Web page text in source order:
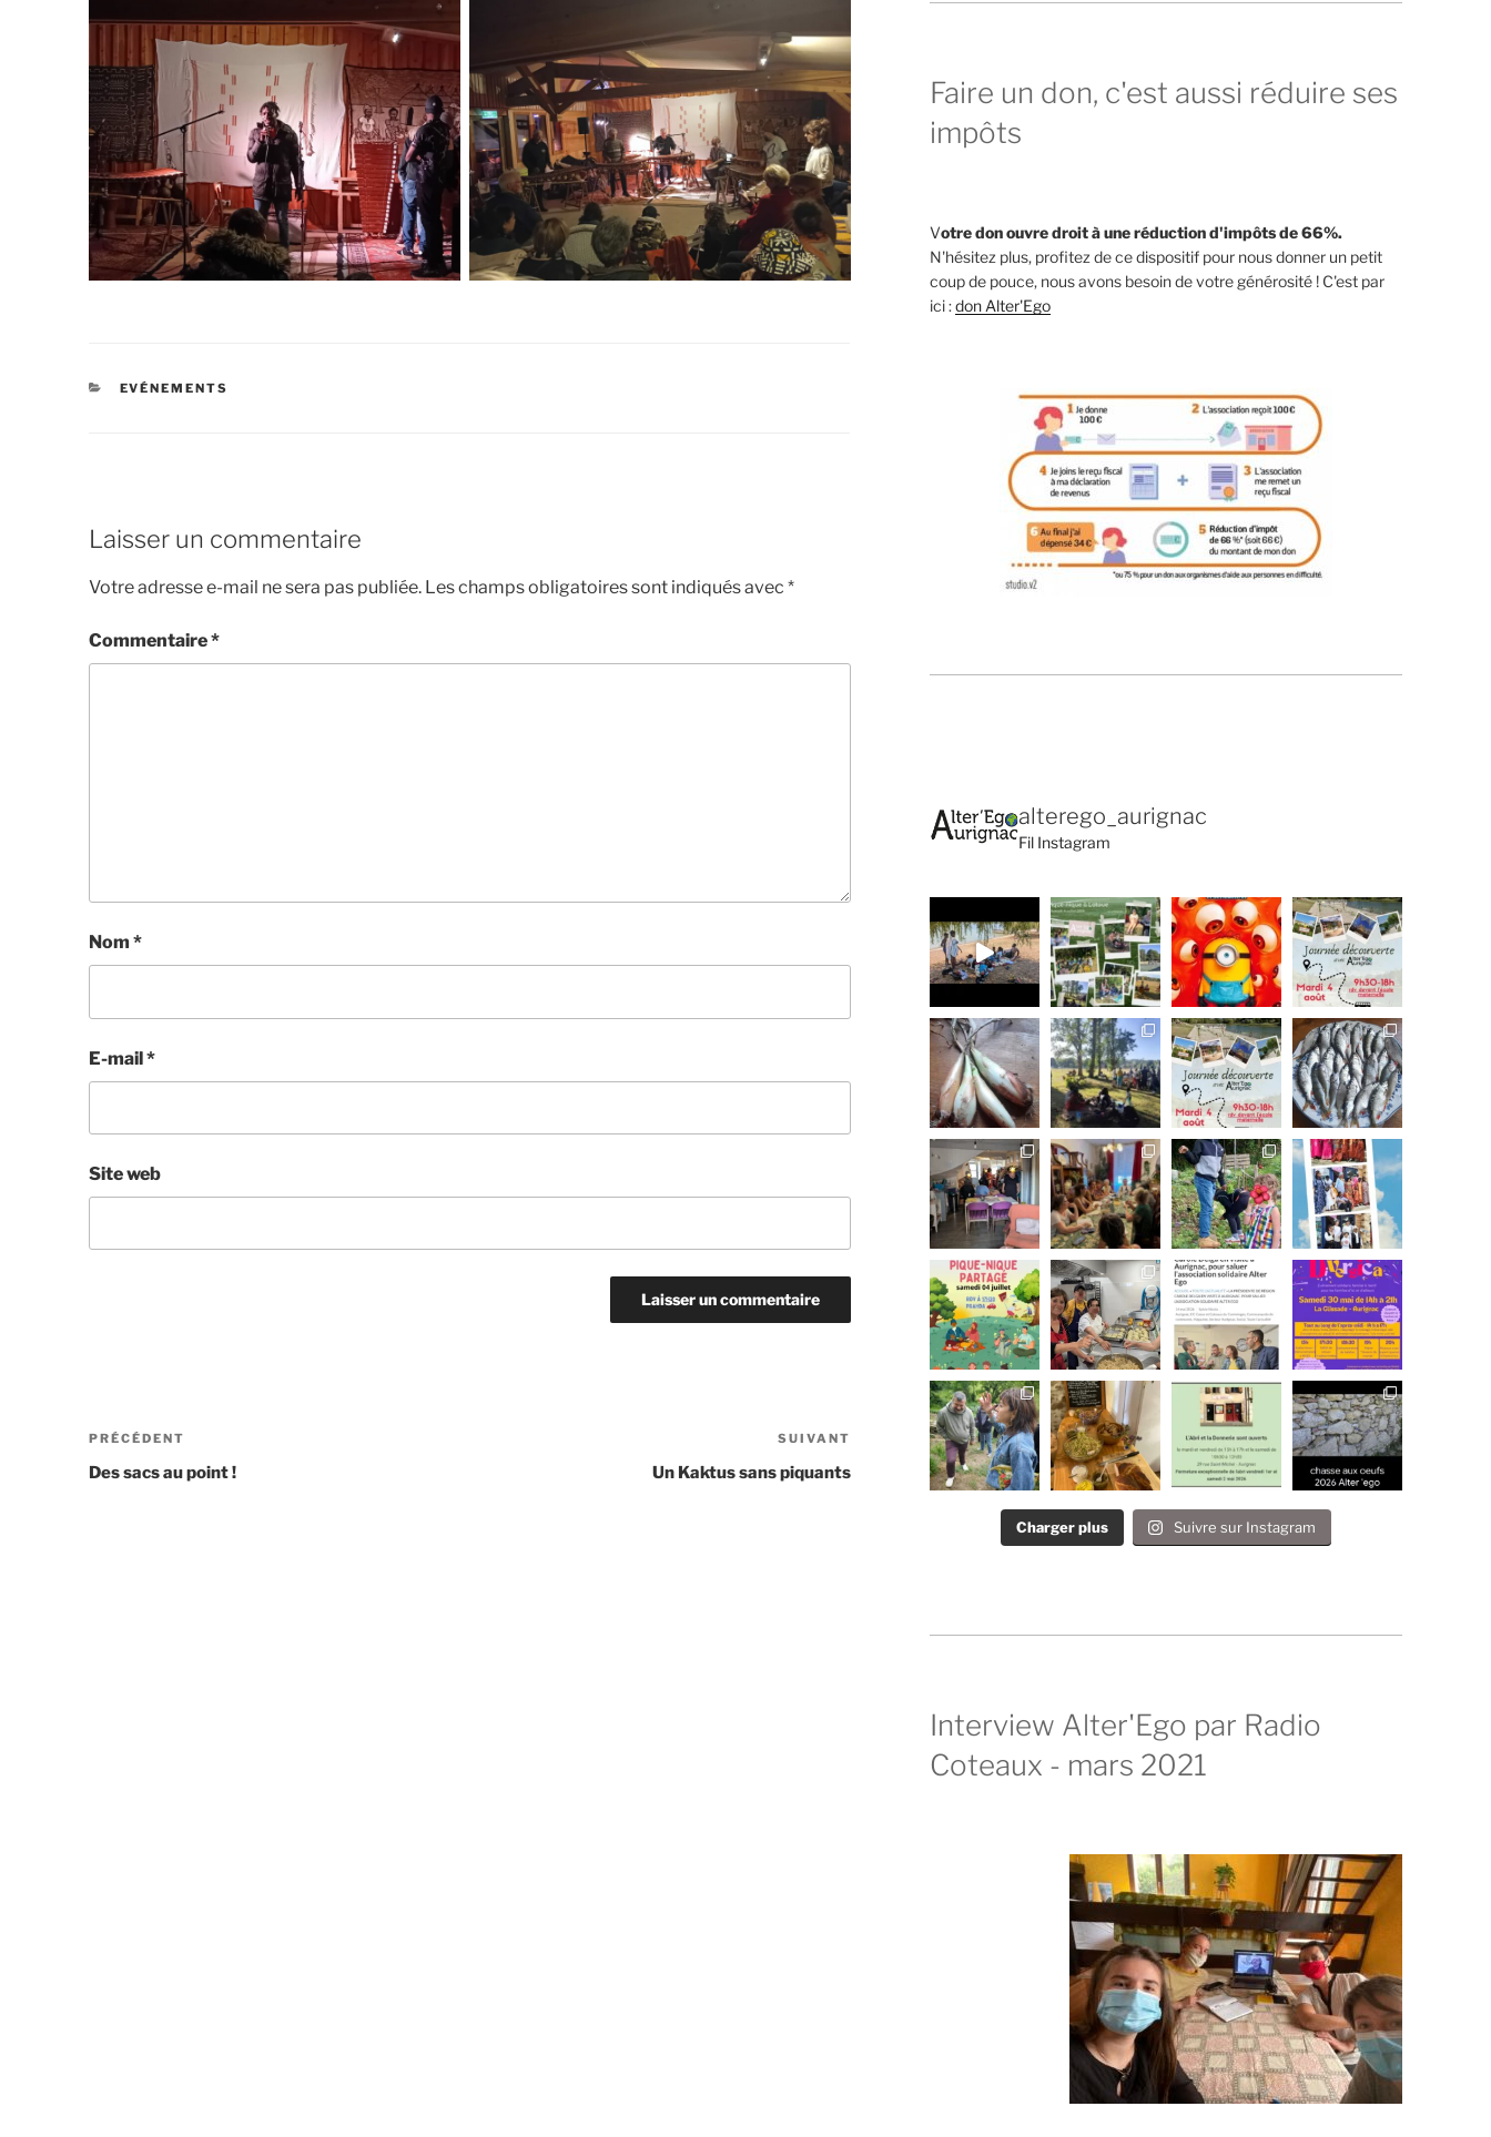
EVÉNEMENTS
Laisser un commentaire
Votre adresse e-mail ne sera pas publiée. Les champs obligatoires sont indiqués avec *
Commentaire*
Nom *
E-mail*
Site web
PRÉCÉDENT
Des sacs au point !
SUIVANT
Un Kaktus sans piquants
Faire un don, c'est aussi réduire ses
impôts
Votre don ouvre droit à une réduction d'impôts de 66%.
N'hésitez plus, profitez de ce dispositif pour nous donner un petit
coup de pouce, nous avons besoin de votre générosité ! C'est par
ici :don Alter'Ego
alterego_aurignac
Fil Instagram
Charger plus Suivre sur Instagram
Interview Alter'Ego par Radio
Coteaux - mars 2021